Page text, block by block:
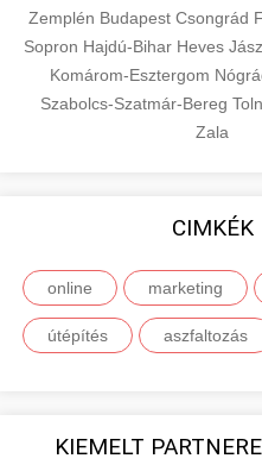
Zemplén Budapest Csongrád
Sopron Hajdú-Bihar Heves
Komárom-Esztergom
Szabolcs-Szatmár-Bereg
Zala
CIMKÉK
online marketing
útépítés aszfaltozás
KIEMELT